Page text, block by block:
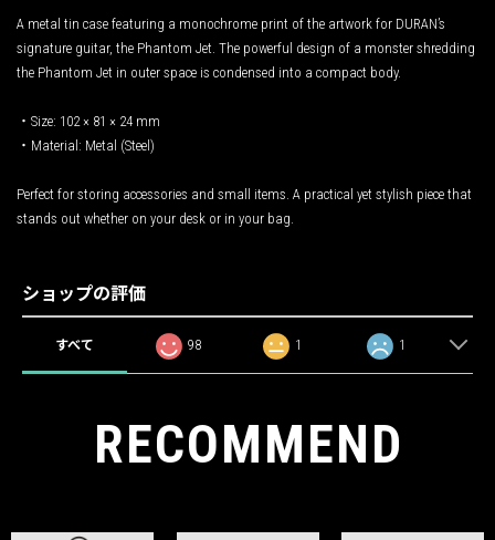
A metal tin case featuring a monochrome print of the artwork for DURAN’s
signature guitar, the Phantom Jet. The powerful design of a monster shredding
the Phantom Jet in outer space is condensed into a compact body.
・Size: 102 × 81 × 24 mm
・Material: Metal (Steel)
Perfect for storing accessories and small items. A practical yet stylish piece that
stands out whether on your desk or in your bag.
ショップの評価
すべて 98 1 1
RECOMMEND